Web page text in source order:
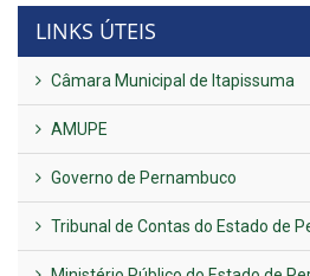
LINKS ÚTEIS
Câmara Municipal de Itapissuma
AMUPE
Governo de Pernambuco
Tribunal de Contas do Estado de